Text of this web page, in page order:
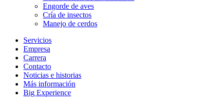
Engorde de aves
Cría de insectos
Manejo de cerdos
Servicios
Empresa
Carrera
Contacto
Noticias e historias
Más información
Big Experience